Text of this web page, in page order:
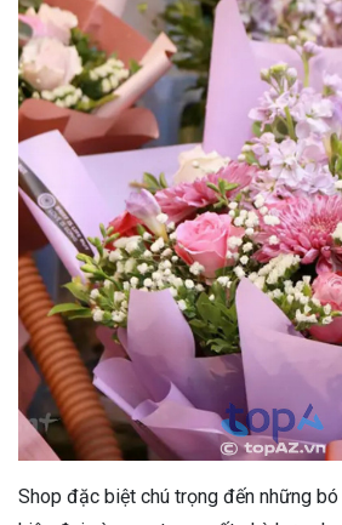
Shop đặc biệt chú trọng đến những